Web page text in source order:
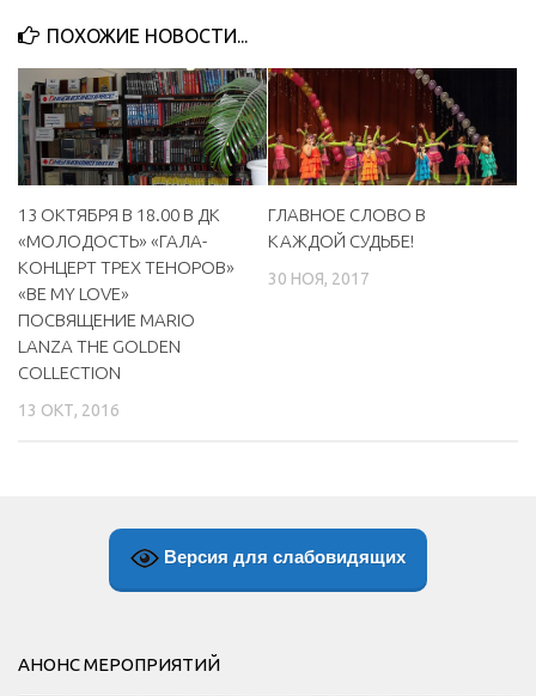
ПОХОЖИЕ НОВОСТИ...
13 ОКТЯБРЯ В 18.00 В ДК
«МОЛОДОСТЬ» «ГАЛА-
КОНЦЕРТ ТРЕХ ТЕНОРОВ»
«BE MY LOVE»
ПОСВЯЩЕНИЕ MARIO
LANZA THE GOLDEN
COLLECTION
13 ОКТ, 2016
ГЛАВНОЕ СЛОВО В
КАЖДОЙ СУДЬБЕ!
30 НОЯ, 2017
Версия для слабовидящих
АНОНС МЕРОПРИЯТИЙ